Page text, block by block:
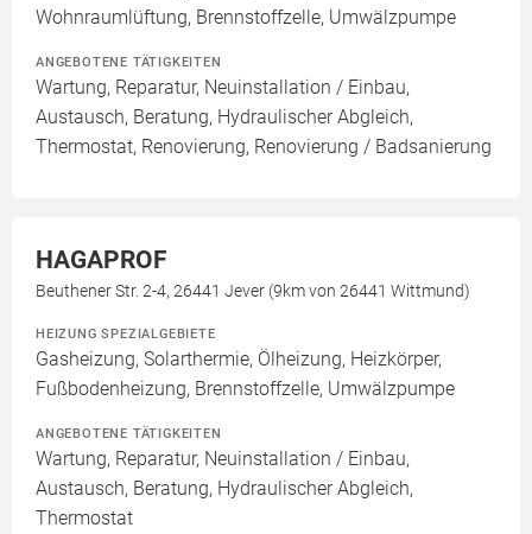
Wohnraumlüftung, Brennstoffzelle, Umwälzpumpe
ANGEBOTENE TÄTIGKEITEN
Wartung, Reparatur, Neuinstallation / Einbau,
Austausch, Beratung, Hydraulischer Abgleich,
Thermostat, Renovierung, Renovierung / Badsanierung
HAGAPROF
Beuthener Str. 2-4, 26441 Jever (9km von 26441 Wittmund)
HEIZUNG SPEZIALGEBIETE
Gasheizung, Solarthermie, Ölheizung, Heizkörper,
Fußbodenheizung, Brennstoffzelle, Umwälzpumpe
ANGEBOTENE TÄTIGKEITEN
Wartung, Reparatur, Neuinstallation / Einbau,
Austausch, Beratung, Hydraulischer Abgleich,
Thermostat